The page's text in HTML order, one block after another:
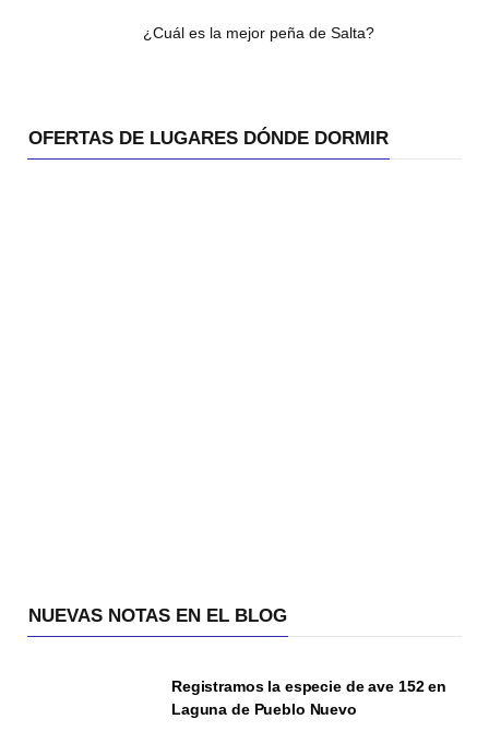
¿Cuál es la mejor peña de Salta?
OFERTAS DE LUGARES DÓNDE DORMIR
NUEVAS NOTAS EN EL BLOG
Registramos la especie de ave 152 en
Laguna de Pueblo Nuevo